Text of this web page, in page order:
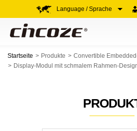
Language / Sprache
Startseite Produkte
Convertible
Display-Modul mit schmalem Rahmen-